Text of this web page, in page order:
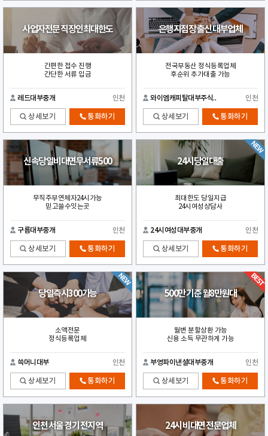
사업자전문 직장인최대한도
간편한 접수 진행
간단한 서류 입금
레드대부중개 인천
상세보기 통화하기
은행지점장 출신 대부업체
전국부동산 정식등록업체
후순위 추가대출 가능
와이엠캐피탈대부주식.. 인천
상세보기 통화하기
신속당일비대면무서류500
무직주부연체자24시가능
믿고쓸수잇는곳
구름대부중개 인천
상세보기 통화하기
24시당일대출
최대한도 당일지급
24시여성상담사
24시여성대부중개 인천
상세보기 통화하기
당일즉시300가능
소액전문
정식등록업체
쓱머니대부 인천
상세보기 통화하기
500만 기준 월8만원대
월변 분할상환 가능
신용 소득 무관하게 가능
부영파이낸셜대부중개 인천
상세보기 통화하기
인천 서울 경기 전지역 24시 비대면 전문업체